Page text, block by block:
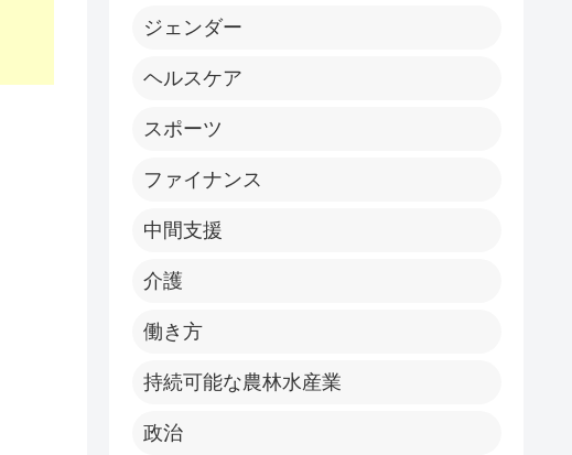
ジェンダー
ヘルスケア
スポーツ
ファイナンス
中間支援
介護
働き方
持続可能な農林水産業
政治